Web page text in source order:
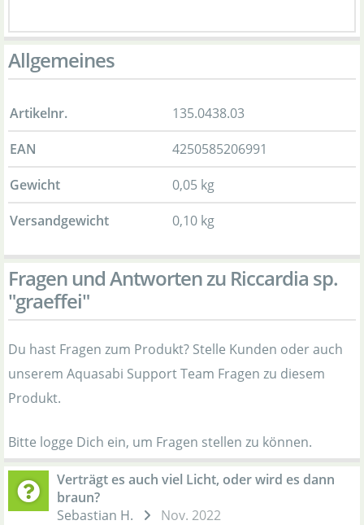
Allgemeines
Artikelnr.
135.0438.03
EAN
4250585206991
Gewicht
0,05 kg
Versandgewicht
0,10 kg
Fragen und Antworten zu Riccardia sp.
"graeffei"
Du hast Fragen zum Produkt? Stelle Kunden oder auch
unserem Aquasabi Support Team Fragen zu diesem
Produkt.
Bitte logge Dich ein, um Fragen stellen zu können.
Verträgt es auch viel Licht, oder wird es dann
braun?
Sebastian H.
Nov. 2022